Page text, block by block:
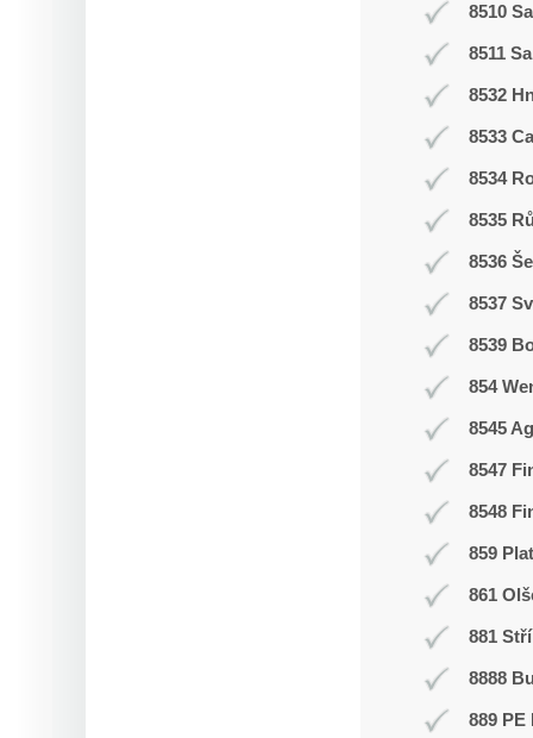
8510
8511
8532
8533
8534
8535
8536
8537
8539
854
8545
8547
8548
859
861
881
8888
889 PE